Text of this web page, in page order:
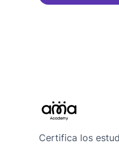
Certifica los